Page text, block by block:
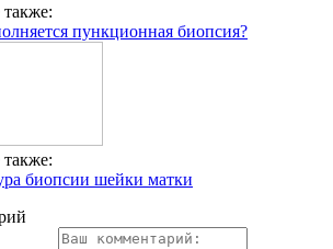
пункционная биопсия?
биопсии шейки матки